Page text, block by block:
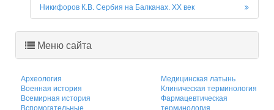
Никифоров К.В. Сербия на Балканах. ХХ век
Меню сайта
Археология
Военная история
Всемирная история
Вспомогательные
Медицинская латынь
Клиническая терминология
Фармацевтическая
терминология